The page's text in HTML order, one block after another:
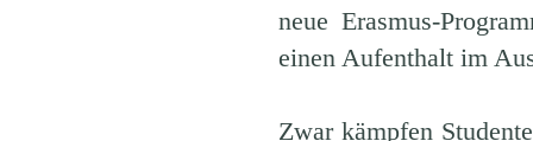
neue Erasmus-
einen Aufenthalt im
Zwar kämpfen